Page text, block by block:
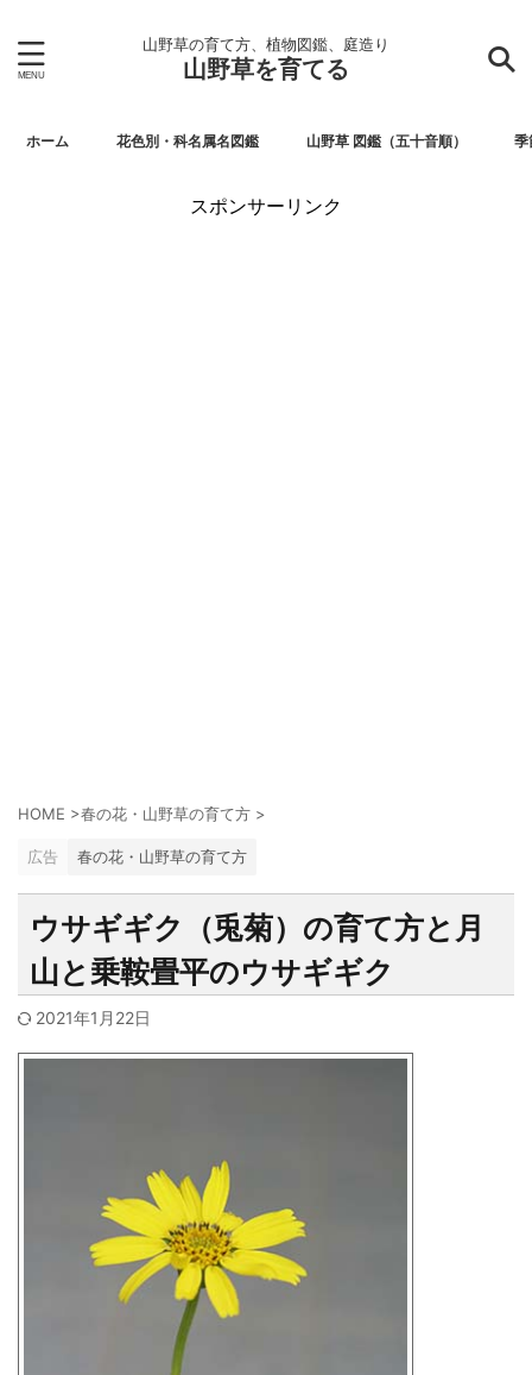
山野草の育て方、植物図鑑、庭造り
山野草を育てる
ホーム 花色別・科名属名図鑑 山野草 図鑑（五十音順） 季
スポンサーリンク
HOME >春の花・山野草の育て方 >
広告 春の花・山野草の育て方
ウサギギク（兎菊）の育て方と月
山と乗鞍畳平のウサギギク
2021年1月22日